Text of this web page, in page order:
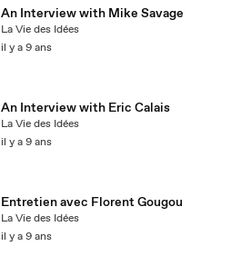
An Interview with Mike Savage
La Vie des Idées
il y a 9 ans
An Interview with Eric Calais
La Vie des Idées
il y a 9 ans
Entretien avec Florent Gougou
La Vie des Idées
il y a 9 ans